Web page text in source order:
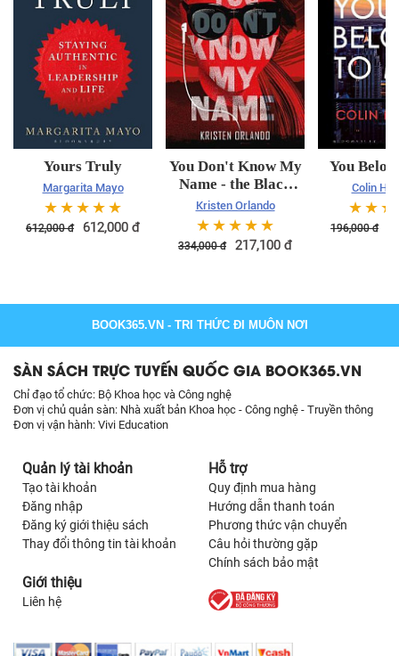
Yours Truly
Margarita Mayo
☆☆☆☆☆
612,000đ 612,000 đ
You Don't Know My
Name - the Black
Angel Chronicles
(Volume 2)
Kristen Orlando
☆☆☆☆☆
334,000đ 217,100 đ
You
Colin
☆☆☆
196,000đ
BOOK365.VN - TRI THỨC ĐI MUÔN NƠI
SÀN SÁCH TRỰC TUYẾN QUỐC GIA BOOK365.VN
Chỉ đạo tổ chức: Bộ Khoa học và Công nghệ
Đơn vị chủ quản sàn: Nhà xuất bản Khoa học - Công nghệ - Truyền thông
Đơn vị vận hành: Vivi Education
Quản lý tài khoản
Tạo tài khoản
Đăng nhập
Đăng ký giới thiệu sách
Thay đổi thông tin tài khoản
Hỗ trợ
Quy định mua hàng
Hướng dẫn thanh toán
Phương thức vận chuyển
Câu hỏi thường gặp
Chính sách bảo mật
Giới thiệu
Liên hệ